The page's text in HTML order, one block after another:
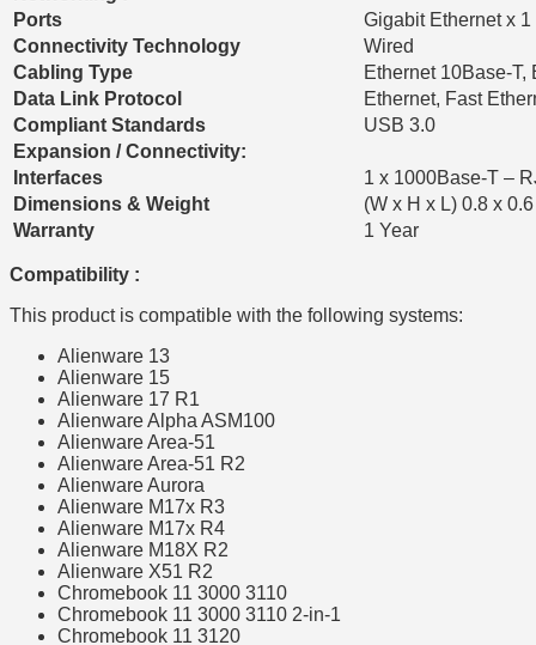
Ports
Gigabit Ethernet x 1
Connectivity Technology
Wired
Cabling Type
Ethernet 10Base-
Data Link Protocol
Ethernet, Fast
Compliant Standards
USB 3.0
Expansion / Connectivity:
Interfaces
1 x 1000Base-T –
Dimensions & Weight
(W x H x L) 0.8 x
Warranty
1 Year
Compatibility :
This product is compatible with the following systems:
Alienware 13
Alienware 15
Alienware 17 R1
Alienware Alpha ASM100
Alienware Area-51
Alienware Area-51 R2
Alienware Aurora
Alienware M17x R3
Alienware M17x R4
Alienware M18X R2
Alienware X51 R2
Chromebook 11 3000 3110
Chromebook 11 3000 3110 2-in-1
Chromebook 11 3120